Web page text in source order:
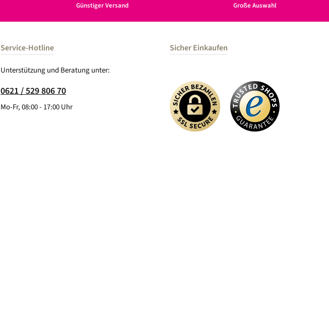
Günstiger Versand Große Auswahl
Service-Hotline
Unterstützung und Beratung unter:
0621 / 529 806 70
Mo-Fr, 08:00 - 17:00 Uhr
Sicher Einkaufen